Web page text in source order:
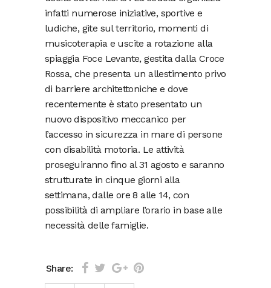
infatti numerose iniziative, sportive e
ludiche, gite sul territorio, momenti di
musicoterapia e uscite a rotazione alla
spiaggia Foce Levante, gestita dalla Croce
Rossa, che presenta un allestimento privo
di barriere architettoniche e dove
recentemente è stato presentato un
nuovo dispositivo meccanico per
l’accesso in sicurezza in mare di persone
con disabilità motoria. Le attività
proseguiranno fino al 31 agosto e saranno
strutturate in cinque giorni alla
settimana, dalle ore 8 alle 14, con
possibilità di ampliare l’orario in base alle
necessità delle famiglie.
Share: